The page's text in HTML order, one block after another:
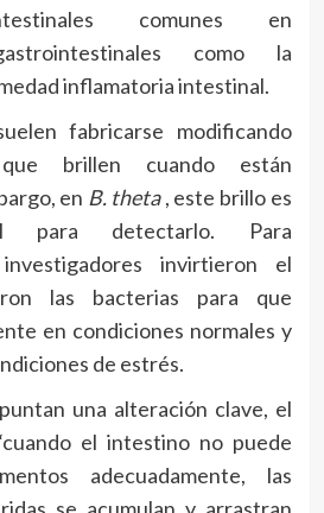
comunes en
como la
inflamatoria intestinal.
fabricarse modificando
brillen cuando están
en B. theta, este brillo es
para detectarlo. Para
invirtieron el
las bacterias para que
en condiciones normales y
de estrés.
una alteración clave, el
el intestino no puede
adecuadamente, las
se acumulan y arrastran